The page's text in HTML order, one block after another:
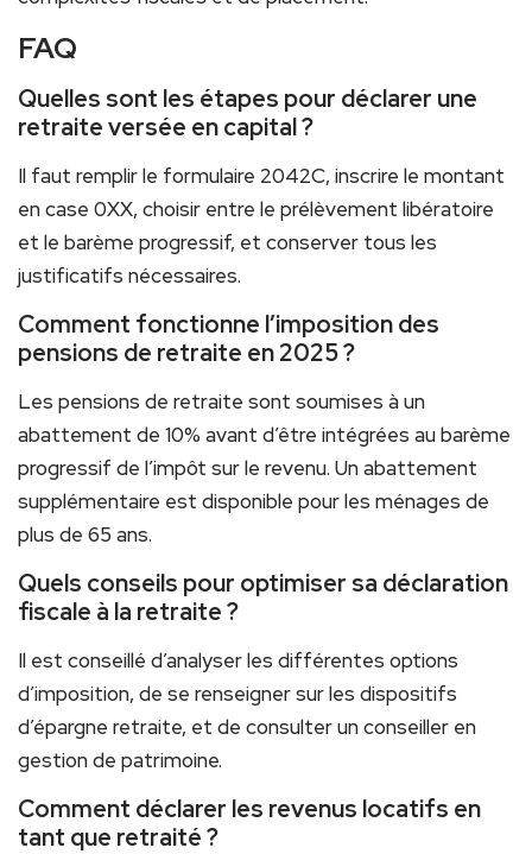
FAQ
Quelles sont les étapes pour déclarer une
retraite versée en capital ?
Il faut remplir le formulaire 2042C, inscrire le montant
en case 0XX, choisir entre le prélèvement libératoire
et le barème progressif, et conserver tous les
justificatifs nécessaires.
Comment fonctionne l’imposition des
pensions de retraite en 2025 ?
Les pensions de retraite sont soumises à un
abattement de 10% avant d’être intégrées au barème
progressif de l’impôt sur le revenu. Un abattement
supplémentaire est disponible pour les ménages de
plus de 65 ans.
Quels conseils pour optimiser sa déclaration
fiscale à la retraite ?
Il est conseillé d’analyser les différentes options
d’imposition, de se renseigner sur les dispositifs
d’épargne retraite, et de consulter un conseiller en
gestion de patrimoine.
Comment déclarer les revenus locatifs en
tant que retraité ?